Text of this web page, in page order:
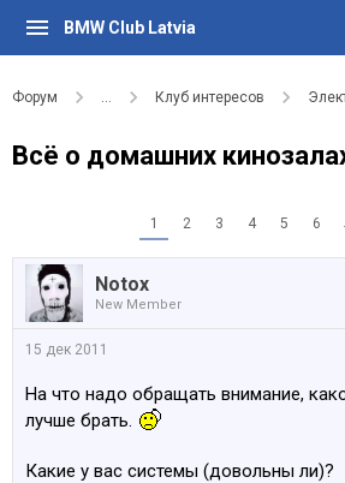
BMW Club Latvia
Форум ... Клуб интересов
Всё о домашних
1 2 3 4 5 6
Notox
New Member
15 дек 2011
На что надо обращать внимание,
лучше брать.
Какие у вас системы (довольны ли)?